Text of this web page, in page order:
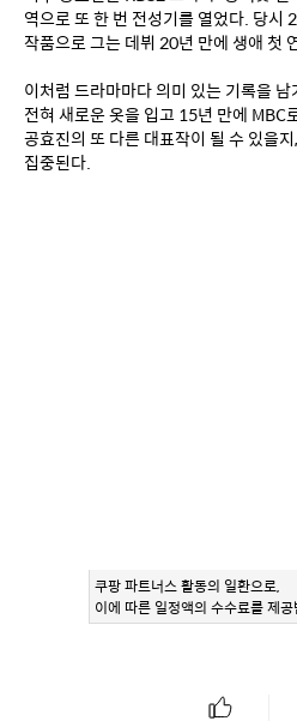
역으로 또 한 번 전성기를 열었다. 당시
작품으로 그는 데뷔 20년 만에 생애 첫
이처럼 드라마마다 의미 있는 기록을
전혀 새로운 옷을 입고 15년 만에
공효진의 또 다른 대표작이 될 수 있을
집중된다.
쿠팡 파트너스 활동의 일환으로,
이에 따른 일정액의 수수료를 제